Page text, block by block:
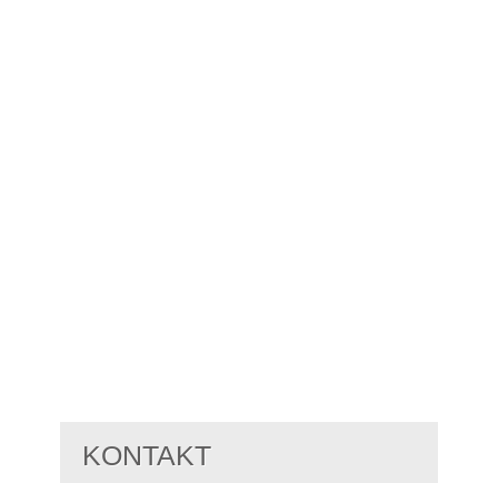
KONTAKT